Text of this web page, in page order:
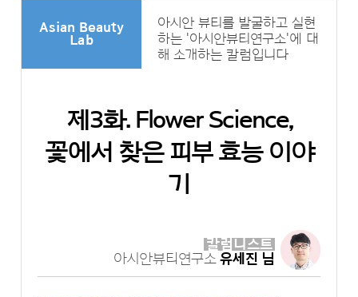
Asian Beauty
Lab
아시안 뷰티를 발굴하고 실현
하는 '아시안뷰티연구소'에 대
해 소개하는 칼럼입니다
제3화. Flower Science,
꽃에서 찾은 피부 효능 이야
기
칼럼니스트
아시안뷰티연구소 유세진 님